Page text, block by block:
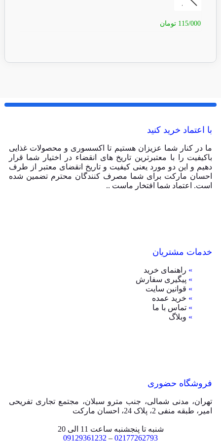
115/000 تومان
با اعتماد خرید کنید
ما در کنار شما عزیزان هستیم تا اکسسوری و محصولات غذایی
باکیفیت را با معتبرترین تاریخ های انقضاء در اختیار شما قرار
دهیم و این دو مورد یعنی کیفیت و تاریخ انقضای معتبر از طرف
احسان مارکت برای شما مصرف کنندگان محترم تضمین شده
است. اعتماد شما افتخار ماست ..
خدمات مشتریان
» راهنمای خرید
» پیگیری سفارش
» قوانین سایت
» خرید عمده
» تماس با ما
» وبلاگ
فروشگاه حضوری
تهران، مدنی شمالی، جنب مترو سبلان، مجتمع تجاری تفریحی
امیر، طبقه منفی 2، پلاک 24، احسان مارکت
شنبه تا پنجشنبه ساعت 11 الی 20
02177262793
–
09129361232